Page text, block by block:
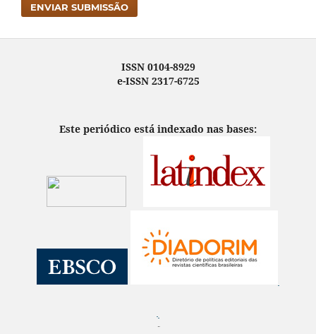
ENVIAR SUBMISSÃO
ISSN 0104-8929
e-ISSN 2317-6725
Este periódico está indexado nas bases:
¨